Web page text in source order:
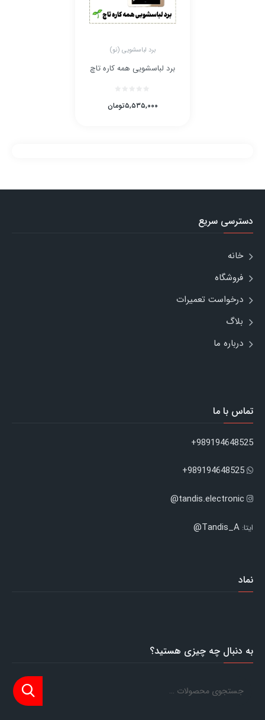
برد لباسشویی (نو)
برد لباسشویی همه کاره تاچ
تومان۵,۵۳۵,۰۰۰
دسترسی سریع
خانه
فروشگاه
درخواست تعمیرات
بلاگ
درباره ما
تماس با ما
989194648525+
989194648525+
tandis.electronic@
ایتا: Tandis_A@
نماد
به دنبال چه چیزی هستید؟